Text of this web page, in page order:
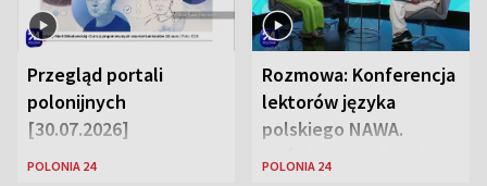
Przegląd portali
polonijnych
[30.07.2026]
POLONIA 24
Rozmowa: Konferencja
lektorów języka
polskiego NAWA.
Goście: dr Wojciech
POLONIA 24